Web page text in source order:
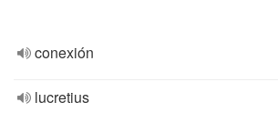
conexión
lucretius